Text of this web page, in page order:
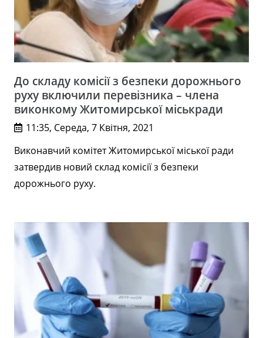
До складу комісії з безпеки дорожнього
руху включили перевізника – члена
виконкому Житомирської міськради
11:35, Середа, 7 Квітня, 2021
Виконавчий комітет Житомирської міської ради
затвердив новий склад комісії з безпеки
дорожнього руху.